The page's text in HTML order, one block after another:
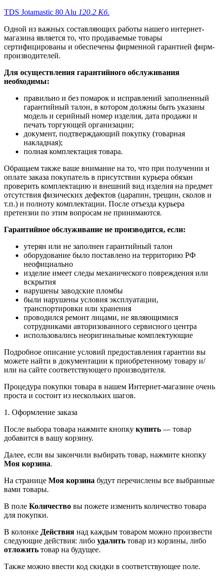
TDS Jotamastic 80 Alu 120.2 Кб.
Одной из важных составляющих работы нашего интернет-
магазина является то, что продаваемые товары
сертифицированы и обеспечены фирменной гарантией фирм-
производителей.
Для осуществления гарантийного обслуживания
необходимы:
правильно и без помарок и исправлений заполненный
гарантийный талон, в котором должны быть указаны
модель и серийный номер изделия, дата продажи и
печать торгующей организации;
документ, подтверждающий покупку (товарная
накладная);
полная комплектация товара.
Обращаем также ваше внимание на то, что при получении и
оплате заказа покупатель в присутствии курьера обязан
проверить комплектацию и внешний вид изделия на предмет
отсутствия физических дефектов (царапин, трещин, сколов и
т.п.) и полноту комплектации. После отъезда курьера
претензии по этим вопросам не принимаются.
Гарантийное обслуживание не производится, если:
утерян или не заполнен гарантийный талон
оборудование было поставлено на территорию РФ
неофициально
изделие имеет следы механического повреждения или
вскрытия
нарушены заводские пломбы
были нарушены условия эксплуатации,
транспортировки или хранения
проводился ремонт лицами, не являющимися
сотрудниками авторизованного сервисного центра
использовались неоригинальные комплектующие
Подробное описание условий предоставления гарантии вы
можете найти в документации к приобретенному товару и/
или на сайте соответствующего производителя.
Процедура покупки товара в нашем Интернет-магазине очень
проста и состоит из нескольких шагов.
1. Оформление заказа
После выбора товара нажмите кнопку купить — товар
добавится в вашу корзину.
Далее, если вы закончили выбирать товар, нажмите кнопку
Моя корзина.
На странице Моя корзина будут перечислены все выбранные
вами товары.
В поле Количество вы пожете изменить количество товара
для покупки.
В колонке Действия над каждым товаром можно произвести
следующие действия: либо удалить товар из корзины, либо
отложить товар на будущее.
Также можно ввести код скидки в соответствующее поле.